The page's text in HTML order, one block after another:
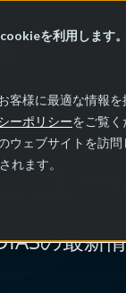
を利用します。
客様に最適な情報
ーポリシーをご覧く
ウェブサイトを訪
れます。
ュー
の最新